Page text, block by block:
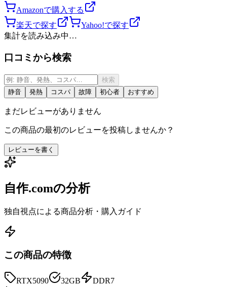
Amazonで購入する
楽天で探す
Yahoo!で探す
集計を読み込み中…
口コミから検索
検索
静音
発熱 コスパ 故障 初心者 おすすめ
まだレビューがありません
この商品の最初のレビューを投稿しませんか？
レビューを書く
自作.comの分析
独自視点による商品分析・購入ガイド
この商品の特徴
RTX5090 32GB
DDR7